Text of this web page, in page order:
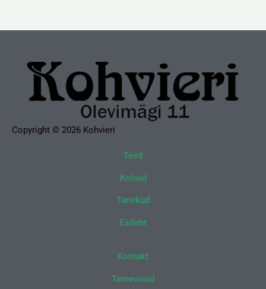
Copyright © 2026 Kohvieri
Teed
Kohvid
Tarvikud
Esileht
Kontakt
Tarneviisid